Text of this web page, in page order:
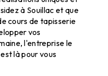
à Souillac et que
cours de tapisserie
vos
l'entreprise le
là pour vous